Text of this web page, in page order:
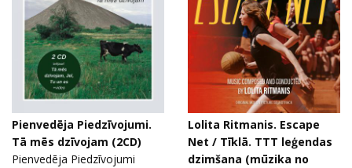
Pienvedēja Piedzīvojumi.
Tā mēs dzīvojam (2CD)
Pienvedēja Piedzīvojumi
Lolita Ritmanis. Escape
Net / Tīklā. TTT leģendas
dzimšana (mūzika no